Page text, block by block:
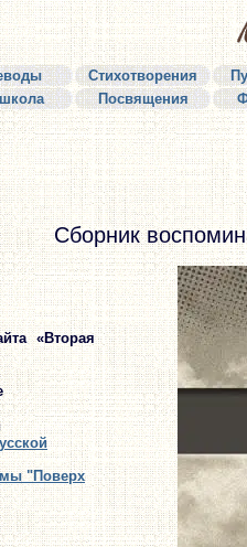
Стихотворения
Посвящения
Сборник
«Вторая
"Поверх